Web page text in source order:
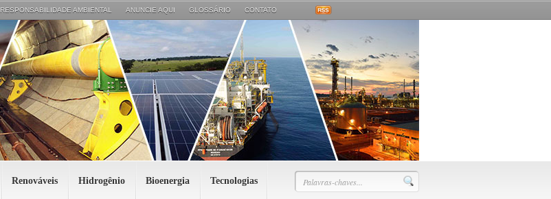
RESPONSABILIDADE AMBIENTAL ANUNCIE AQUI GLOSSÁRIO CONTATO
Renováveis Hidrogênio Bioenergia Tecnologias